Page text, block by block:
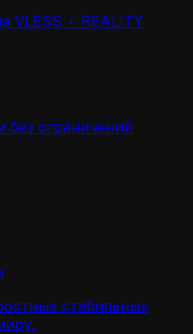
VLESS + REALITY
без ограничений
стабильных